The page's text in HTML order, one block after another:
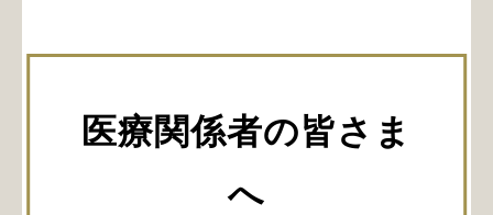
医療関係者の皆さま
へ